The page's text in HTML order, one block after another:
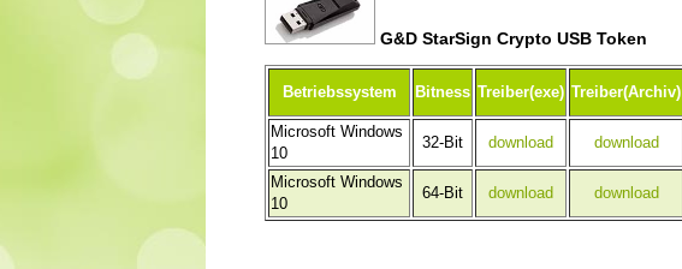
G&D StarSign Crypto USB Token
Betriebssystem Bitness Treiber(exe) Treiber(Archiv)
Microsoft Windows
10
32-Bit download
download
Microsoft Windows
10
64-Bit download download